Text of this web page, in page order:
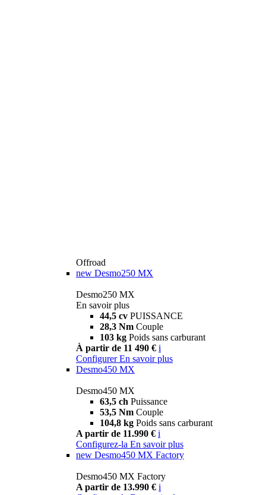
Offroad
new Desmo250 MX
Desmo250 MX
En savoir plus
44,5 cv PUISSANCE
28,3 Nm Couple
103 kg Poids sans carburant
À partir de 11 490 € i
Configurer En savoir plus
Desmo450 MX
Desmo450 MX
63,5 ch Puissance
53,5 Nm Couple
104,8 kg Poids sans carburant
A partir de 11.990 € i
Configurez-la En savoir plus
new Desmo450 MX Factory
Desmo450 MX Factory
A partir de 13.990 € i